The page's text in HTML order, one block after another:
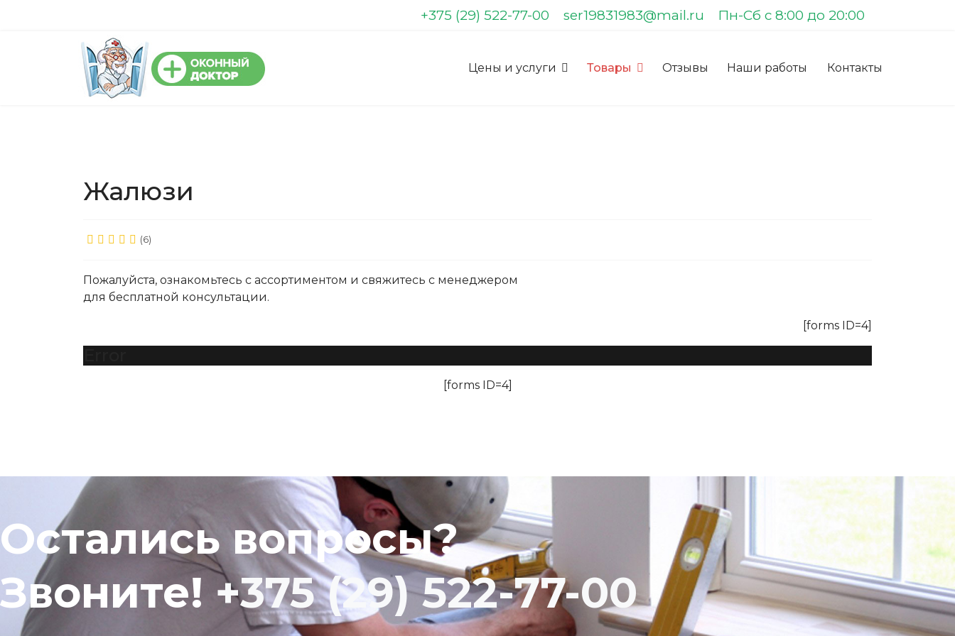
+375 (29) 522-77-00 ser19831983@mail.ru Пн-Сб с 8:00 до 20:00
Цены и услуги Товары Отзывы Наши работы Контакты
Жалюзи
(6)
Пожалуйста, ознакомьтесь с ассортиментом и свяжитесь с менеджером
для бесплатной консультации.
[forms ID=4]
[forms ID=4]
Остались вопросы?
Звоните! +375 (29) 522-77-00